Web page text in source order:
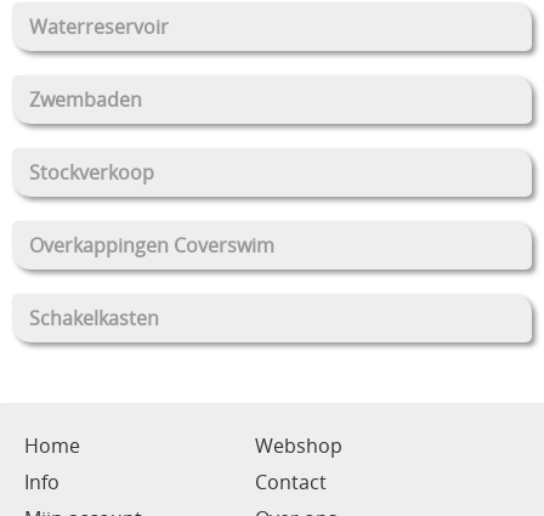
Waterreservoir
Zwembaden
Stockverkoop
Overkappingen Coverswim
Schakelkasten
Home
Webshop
Info
Contact